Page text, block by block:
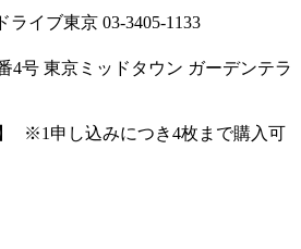
イブ東京 03-3405-1133
4号 東京ミッドタウン ガーデンテラ
※1申し込みにつき4枚まで購入可